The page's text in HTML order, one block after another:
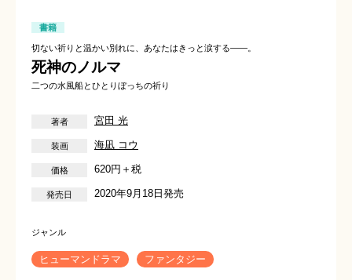
書籍
切ない祈りと温かい別れに、あなたはきっと涙する――。
死神のノルマ
二つの水風船とひとりぼっちの祈り
宮田 光
海凪 コウ
620円＋税
2020年9月18日発売
ヒューマンドラマ ファンタジー